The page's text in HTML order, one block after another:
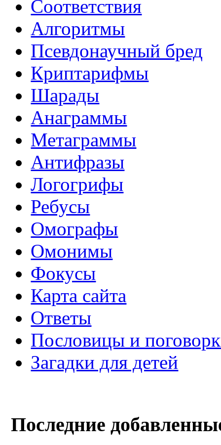
Соответствия
Алгоритмы
Псевдонаучный бред
Криптарифмы
Шарады
Анаграммы
Метаграммы
Антифразы
Логогрифы
Ребусы
Омографы
Омонимы
Фокусы
Карта сайта
Ответы
Пословицы и
Загадки для детей
Последние